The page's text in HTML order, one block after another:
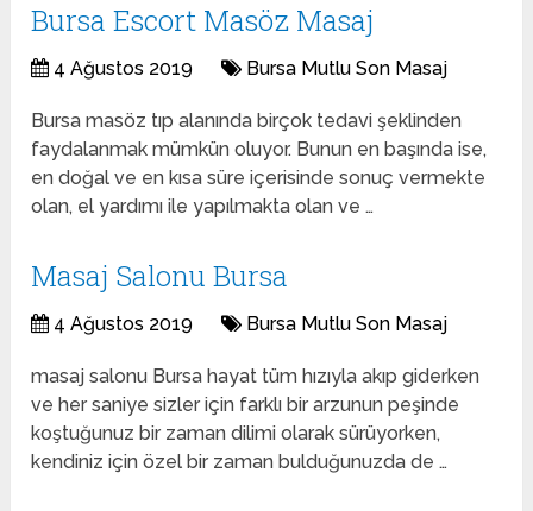
Bursa Escort Masöz Masaj
4 Ağustos 2019 Bursa Mutlu Son Masaj
Bursa masöz tıp alanında birçok tedavi şeklinden
faydalanmak mümkün oluyor. Bunun en başında ise,
en doğal ve en kısa süre içerisinde sonuç vermekte
olan, el yardımı ile yapılmakta olan ve …
Masaj Salonu Bursa
4 Ağustos 2019 Bursa Mutlu Son Masaj
masaj salonu Bursa hayat tüm hızıyla akıp giderken
ve her saniye sizler için farklı bir arzunun peşinde
koştuğunuz bir zaman dilimi olarak sürüyorken,
kendiniz için özel bir zaman bulduğunuzda de …